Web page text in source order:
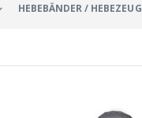
HEBEBÄNDER /